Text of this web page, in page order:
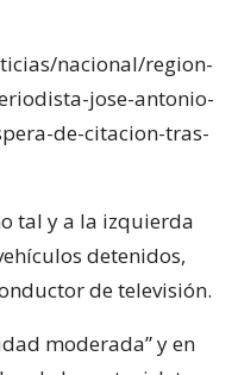
nacional/region-
jose-antonio-
de-citacion-tras-
tal y a la izquierda
detenidos,
de televisión.
moderada” y en